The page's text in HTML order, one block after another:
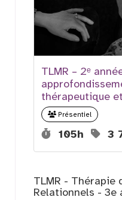
TLMR – 2ᵉ
thérapeutique
traumas
Présentiel
Durée :
105h 3
TLMR - Thérapie
Relationnels - 3e